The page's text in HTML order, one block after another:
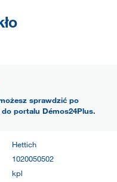
sprawdzić po
portalu Démos24Plus.
Hettich
1020050502
kpl